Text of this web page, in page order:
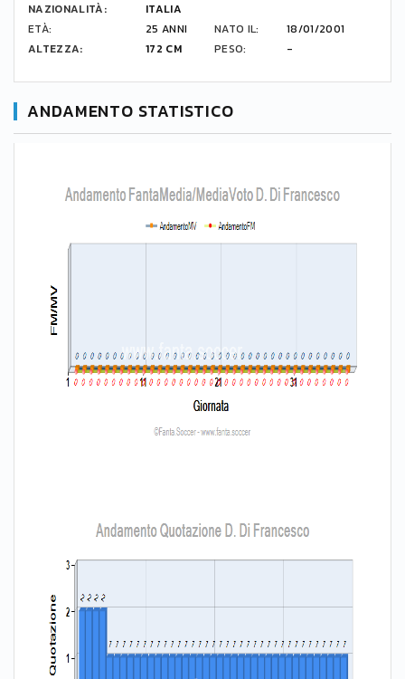
NAZIONALITÀ:
ITALIA
ETÀ:
25 ANNI NATO IL:
18/01/2001
ALTEZZA:
172 CM PESO: -
ANDAMENTO STATISTICO